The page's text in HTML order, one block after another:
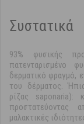
Συστατικά
93% φυσικής
πατενταρισμένο
δερματικό φραγμό,
του δέρματος.
ρίζας saponaria):
προστατεύοντας
μαλακτικές